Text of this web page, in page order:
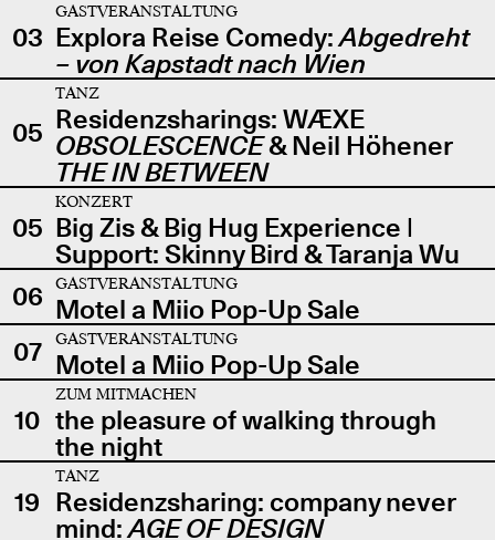
03
GASTVERANSTALTUNG
Explora Reise Comedy:Abgedreht
– von Kapstadt nach Wien
05
TANZ
Residenzsharings: WÆXE
OBSOLESCENCE& Neil Höhener
THE IN BETWEEN
05
KONZERT
Big Zis & Big Hug Experience |
Support: Skinny Bird & Taranja Wu
06
GASTVERANSTALTUNG
Motel a Miio Pop-Up Sale
07
GASTVERANSTALTUNG
Motel a Miio Pop-Up Sale
10
ZUM MITMACHEN
the pleasure of walking through
the night
19
TANZ
Residenzsharing: company never
mind:AGE OF DESIGN